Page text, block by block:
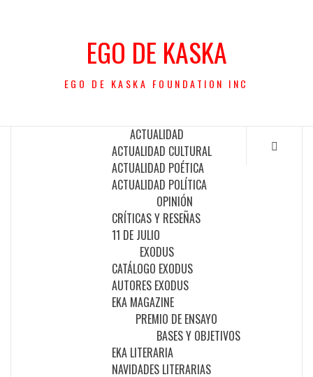
EGO DE KASKA
EGO DE KASKA FOUNDATION INC
ACTUALIDAD
ACTUALIDAD CULTURAL
ACTUALIDAD POÉTICA
ACTUALIDAD POLÍTICA
OPINIÓN
CRÍTICAS Y RESEÑAS
11 DE JULIO
EXODUS
CATÁLOGO EXODUS
AUTORES EXODUS
EKA MAGAZINE
PREMIO DE ENSAYO
BASES Y OBJETIVOS
EKA LITERARIA
NAVIDADES LITERARIAS